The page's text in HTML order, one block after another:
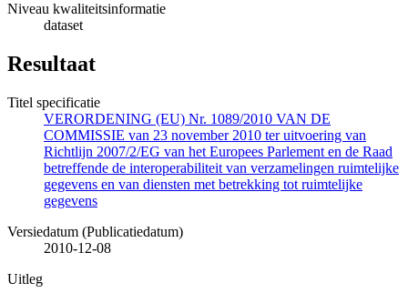
Niveau kwaliteitsinformatie
dataset
Resultaat
Titel specificatie
VERORDENING (EU) Nr. 1089/2010 VAN DE
COMMISSIE van 23 november 2010 ter uitvoering van
Richtlijn 2007/2/EG van het Europees Parlement en de Raad
betreffende de interoperabiliteit van verzamelingen ruimtelijke
gegevens en van diensten met betrekking tot ruimtelijke
gegevens
Versiedatum (Publicatiedatum)
2010-12-08
Uitleg